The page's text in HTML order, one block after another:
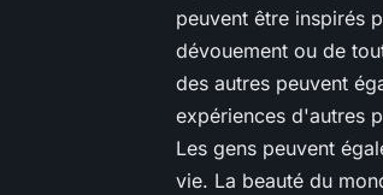
peuvent être inspirés
dévouement ou de
des autres peuvent
expériences d'autres
Les gens peuvent
vie. La beauté du